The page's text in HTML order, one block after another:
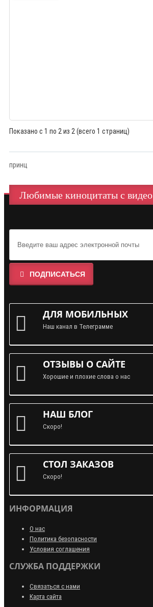
Показано с 1 по 2 из 2 (всего 1 страниц)
принц
Любимые киноцитаты с видео
ПОДПИСАТЬСЯ
ДЛЯ МОБИЛЬНЫХ
Наш канал в Телеграмме
ОТЗЫВЫ О САЙТЕ
Хорошие и плохие слова о нас
НАШ БЛОГ
Скоро!
СТОЛ ЗАКАЗОВ
Скоро!
ИНФОРМАЦИЯ
О нас
Политика безопасности
Условия соглашения
СЛУЖБА ПОДДЕРЖКИ
Связаться с нами
Карта сайта